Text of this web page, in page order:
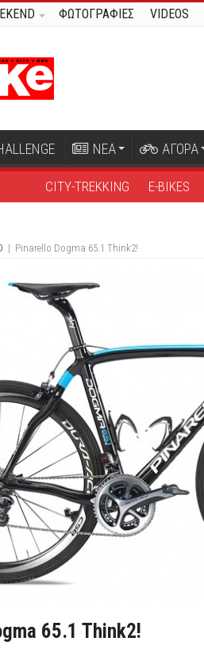
ΦΩΤΟΓΡΑΦΙΕΣ VIDEOS
ΝΕΑ ΑΓΟΡΑ
CITY-TREKKING E-BIKES
| Pinarello Dogma 65.1 Think2!
65.1 Think2!